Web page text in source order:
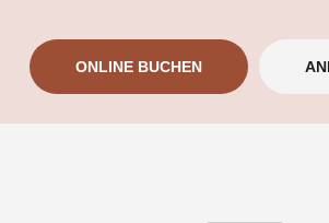
zuzubereiten, und umfasst einen Kühlschrank
Toaster, Mikrowelle, Kochfeld und
ONLINE BUCHEN